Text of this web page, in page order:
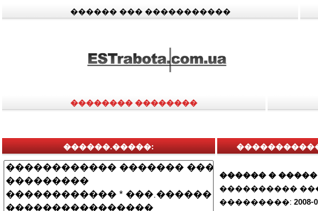
������ ��� �����������
�������� ��������
������.�����:
������ � �����
����������
���������: 2008-